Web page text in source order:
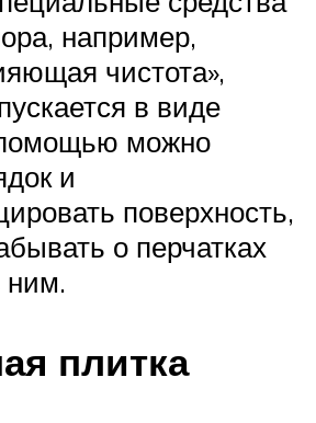
например,
чистота»,
в виде
помощью можно
и
поверхность,
о перчатках
ним.
плитка